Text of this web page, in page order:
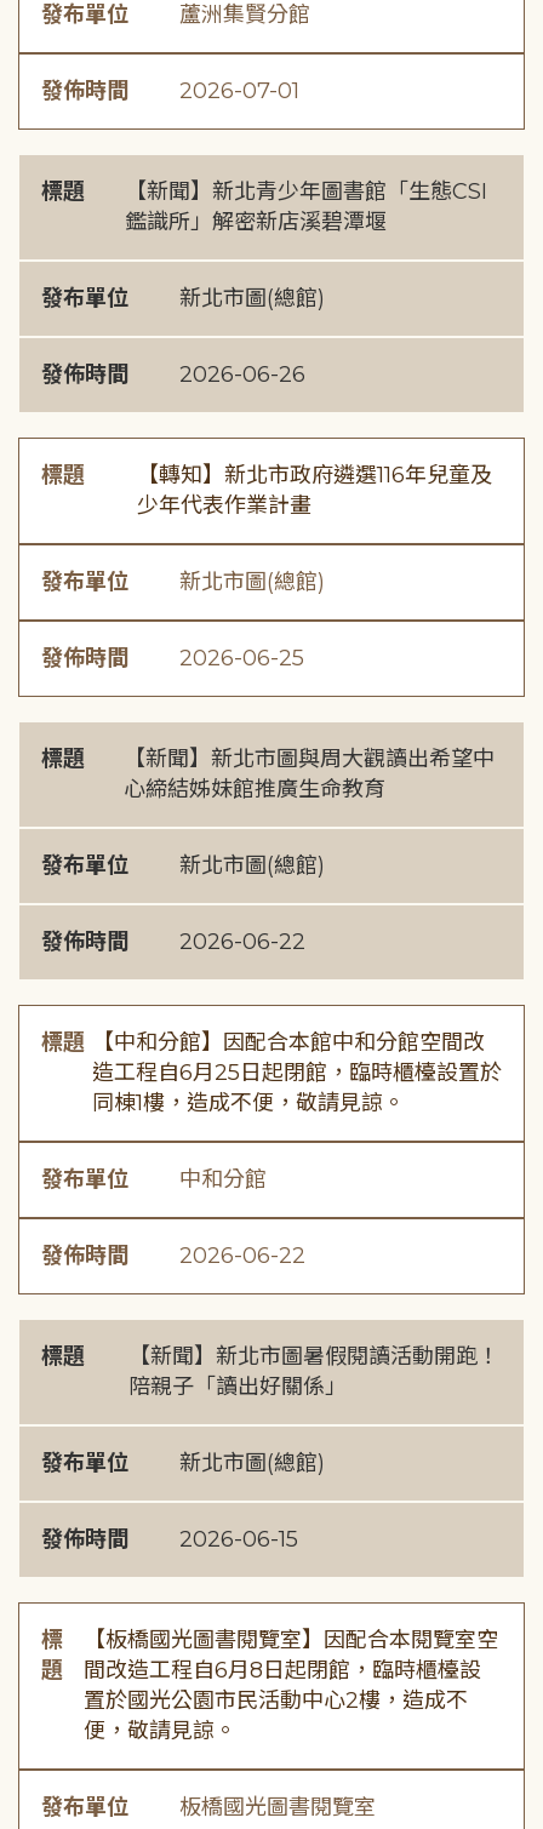
發布單位 蘆洲集賢分館
發佈時間 2026-07-01
標題
【新聞】新北青少年圖書館「生態CSI
鑑識所」解密新店溪碧潭堰
發布單位 新北市圖(總館)
發佈時間 2026-06-26
標題
【轉知】新北市政府遴選116年兒童及
少年代表作業計畫
發布單位 新北市圖(總館)
發佈時間 2026-06-25
標題
【新聞】新北市圖與周大觀讀出希望中
心締結姊妹館推廣生命教育
發布單位 新北市圖(總館)
發佈時間 2026-06-22
標題
【中和分館】因配合本館中和分館空間改
造工程自6月25日起閉館，臨時櫃檯設置於
同棟1樓，造成不便，敬請見諒。
發布單位 中和分館
發佈時間 2026-06-22
標題
【新聞】新北市圖暑假閱讀活動開跑！
陪親子「讀出好關係」
發布單位 新北市圖(總館)
發佈時間 2026-06-15
標
題
【板橋國光圖書閱覽室】因配合本閱覽室空
間改造工程自6月8日起閉館，臨時櫃檯設
置於國光公園市民活動中心2樓，造成不
便，敬請見諒。
發布單位 板橋國光圖書閱覽室